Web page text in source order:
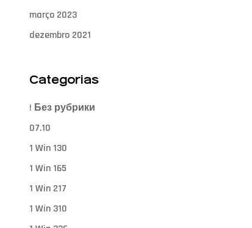
março 2023
dezembro 2021
Categorias
! Без рубрики
07.10
1 Win 130
1 Win 165
1 Win 217
1 Win 310